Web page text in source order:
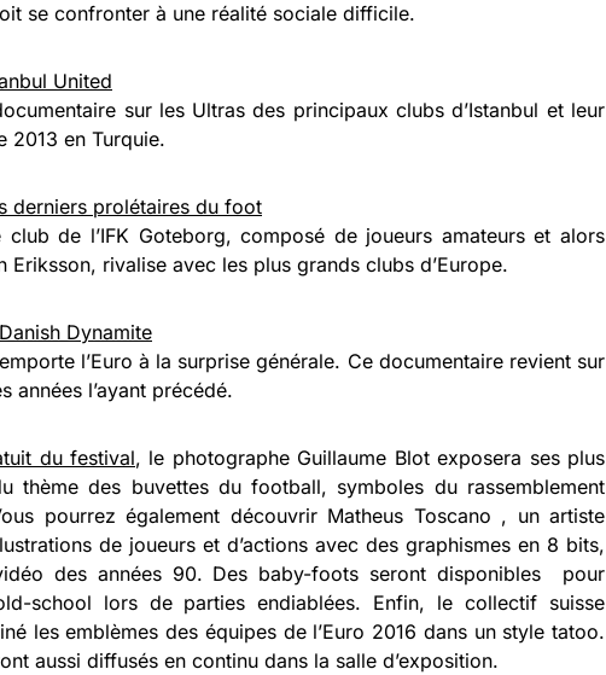
se confronter à une réalité sociale difficile.
United
sur les Ultras des principaux clubs d’Istanbul et leur
2013 en Turquie.
derniers prolétaires du foot
de l’IFK Goteborg, composé de joueurs amateurs et alors
Eriksson, rivalise avec les plus grands clubs d’Europe.
Dynamite
l’Euro à la surprise générale. Ce documentaire revient sur
années l’ayant précédé.
du festival, le photographe Guillaume Blot exposera ses plus
thème des buvettes du football, symboles du rassemblement
pourrez également découvrir Matheus Toscano , un artiste
de joueurs et d’actions avec des graphismes en 8 bits,
des années 90. Des baby-foots seront disponibles
pour
school lors de parties endiablées. Enfin, le collectif suisse
les emblèmes des équipes de l’Euro 2016 dans un style tatoo.
aussi diffusés en continu dans la salle d’exposition.